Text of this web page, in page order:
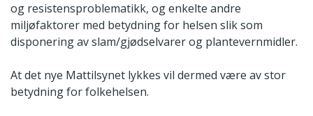
og resistensproblematikk, og enkelte andre
miljøfaktorer med betydning for helsen slik som
disponering av slam/gjødselvarer og plantevernmidler.
At det nye Mattilsynet lykkes vil dermed være av stor
betydning for folkehelsen.